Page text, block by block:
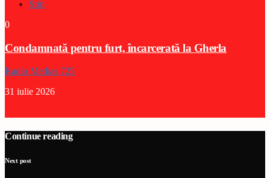
Stiri
0
Condamnată pentru furt, încarcerată la Gherla
Radio Medias 725
31 iulie 2026
Continue reading
Next post